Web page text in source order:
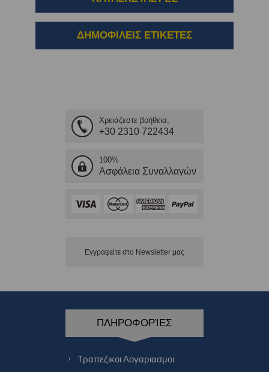
ΔΗΜΟΦΙΛΕΙΣ ΕΤΙΚΕΤΕΣ
Χρειάζεστε βοήθεια;
+30 2310 722434
100%
Ασφάλεια Συναλλαγών
Εγγραφείτε στο Νewsletter μας
ΠΛΗΡΟΦΟΡΊΕΣ
Τραπεζικοι Λογαριασμοι